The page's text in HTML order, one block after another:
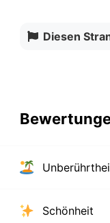
Diesen
Schönheit